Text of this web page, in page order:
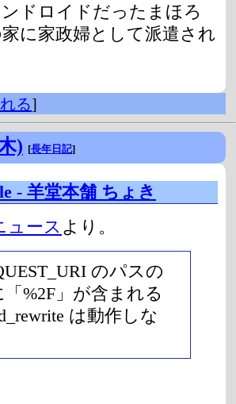
ドロイドだったまほろ
に家政婦として派遣され
る]
) [長年日記]
- 羊堂本舗 ちょき
ュース より。
のパスの
%2F」が含まれる
は動作しな